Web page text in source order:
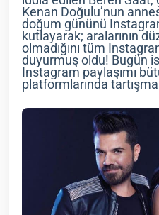
Kenan Doğulu’nun
doğum gününü
kutlayarak; aralarının
olmadığını tüm
duyurmuş oldu! Bugün
Instagram paylaşımı
platformlarında